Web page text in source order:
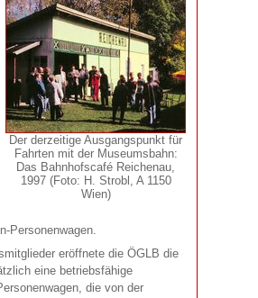
Der derzeitige Ausgangspunkt für
Fahrten mit der Museumsbahn:
Das Bahnhofscafé Reichenau,
1997 (Foto: H. Strobl, A 1150
Wien)
Personenwagen.
eröffnete die ÖGLB die
eine betriebsfähige
die von der